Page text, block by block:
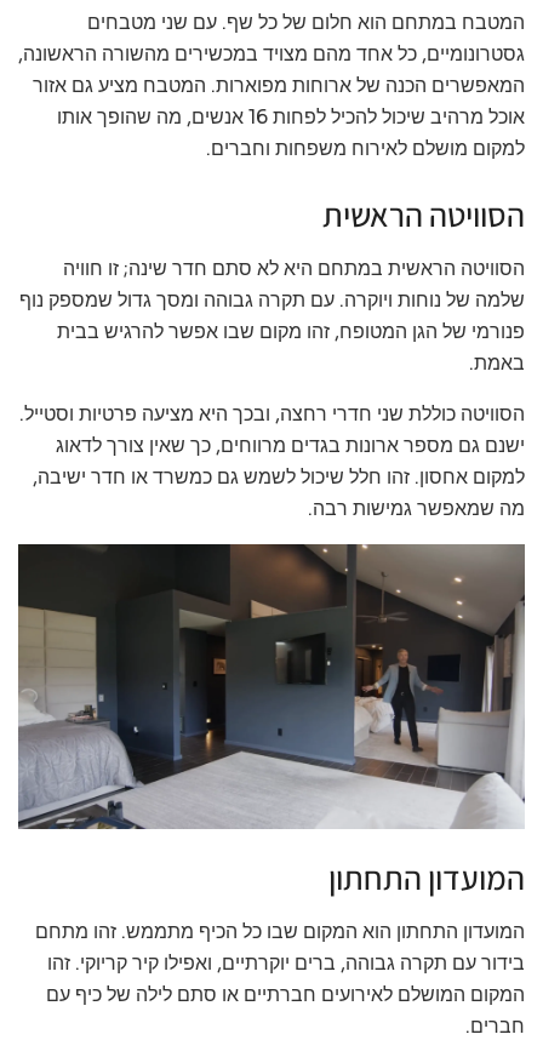
המטבח במתחם הוא חלום של כל שף. עם שני מטבחים
גסטרונומיים, כל אחד מהם מצויד במכשירים מהשורה הראשונה,
המאפשרים הכנה של ארוחות מפוארות. המטבח מציע גם אזור
אוכל מרהיב שיכול להכיל לפחות 16 אנשים, מה שהופך אותו
למקום מושלם לאירוח משפחות וחברים.
הסוויטה הראשית
הסוויטה הראשית במתחם היא לא סתם חדר שינה; זו חוויה
שלמה של נוחות ויוקרה. עם תקרה גבוהה ומסך גדול שמספק נוף
פנורמי של הגן המטופח, זהו מקום שבו אפשר להרגיש בבית
באמת.
הסוויטה כוללת שני חדרי רחצה, ובכך היא מציעה פרטיות וסטייל.
ישנם גם מספר ארונות בגדים מרווחים, כך שאין צורך לדאוג
למקום אחסון. זהו חלל שיכול לשמש גם כמשרד או חדר ישיבה,
מה שמאפשר גמישות רבה.
המועדון התחתון
המועדון התחתון הוא המקום שבו כל הכיף מתממש. זהו מתחם
בידור עם תקרה גבוהה, ברים יוקרתיים, ואפילו קיר קריוקי. זהו
המקום המושלם לאירועים חברתיים או סתם לילה של כיף עם
חברים.